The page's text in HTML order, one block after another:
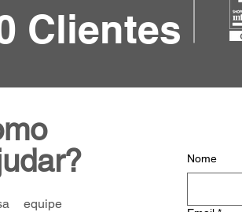
Clientes
equipe
Nome